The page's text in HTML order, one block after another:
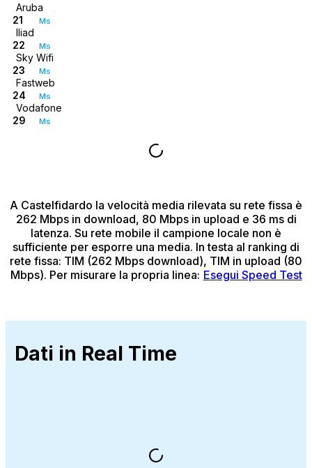
Aruba
21
Ms
Iliad
22
Ms
Sky Wifi
23
Ms
Fastweb
24
Ms
Vodafone
29
Ms
A Castelfidardo la velocità media rilevata su rete fissa è
262 Mbps in download, 80 Mbps in upload e 36 ms di
latenza. Su rete mobile il campione locale non è
sufficiente per esporre una media. In testa al ranking di
rete fissa: TIM (262 Mbps download), TIM in upload (80
Mbps). Per misurare la propria linea: Esegui Speed Test
Dati in Real Time